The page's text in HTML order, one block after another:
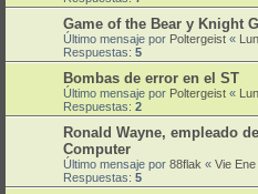
Game of the Bear y Knight
Último mensaje por Poltergeist «
Respuestas: 5
Bombas de error en el ST
Último mensaje por Poltergeist «
Respuestas: 2
Ronald Wayne, empleado
Computer
Último mensaje por 88flak « Vie
Respuestas: 5